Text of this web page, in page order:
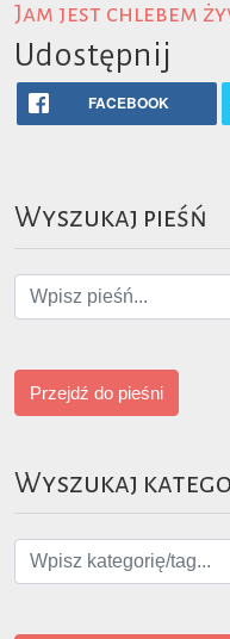
Jam jest chlebem
Udostępnij
FACEBOOK
Wyszukaj pieśń
Przejdź do pieśni
Wyszukaj